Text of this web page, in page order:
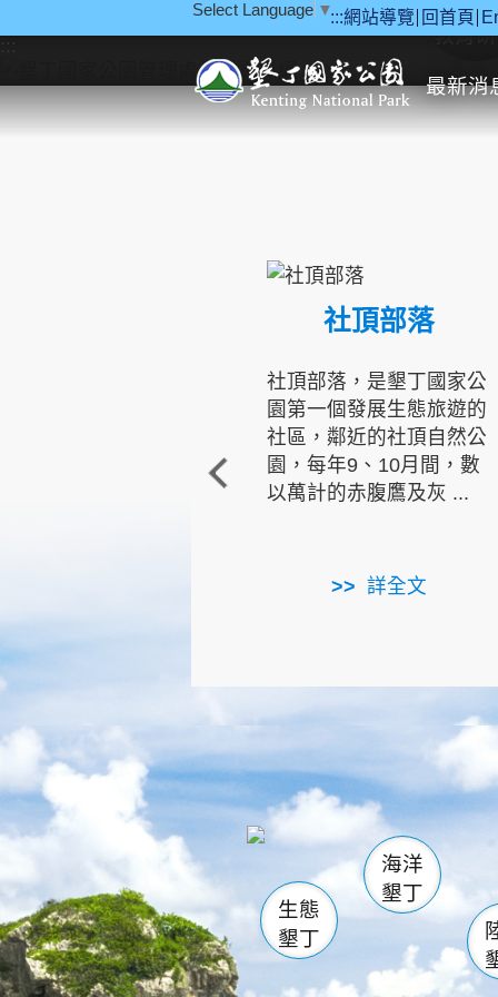
:::網站導覽 回首頁
Select Language ▼
最新消
::: 教育
社頂部落
社頂部落，是墾丁國家公
園第一個發展生態旅遊的
社區，鄰近的社頂自然公
園，每年9、10月間，數
以萬計的赤腹鷹及灰 ...
詳全文
龜山 海生館
恆春
龍鑾潭自
瓊麻館
關山
白砂
生態
墾丁
海洋
墾丁